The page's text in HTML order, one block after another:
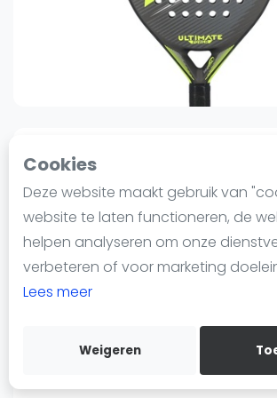
Cookies
Deze website maakt gebruik van
website te laten functioneren, de
helpen analyseren om onze
verbeteren of voor marketing
Lees meer
Weigeren
Informatie
Over ons
Contact
Adverteren
Insights
WhatsApp
Join WhatsApp Community
0 0 Sinds 15 juni 2024 13:12
Head
Head Ultimate Power
€67 00 €15900
-58%
Verzenden
Bewaar
Head Ultimate Power
Racket